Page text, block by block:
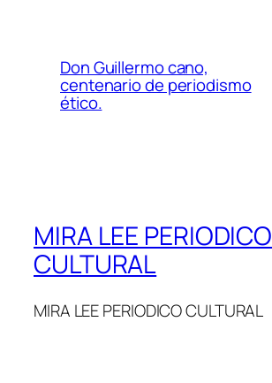
Don Guillermo cano,
centenario de periodismo
ético.
MIRA LEE PERIODICO
CULTURAL
MIRA LEE PERIODICO CULTURAL